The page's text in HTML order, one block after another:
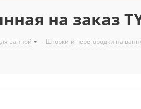
на заказ
ванной - Шторки и перегородки на